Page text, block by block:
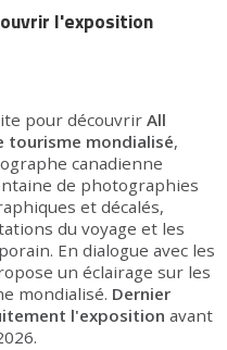
l'exposition
pour découvrirAll
tourisme mondialisé,
canadienne
de photographies
et décalés,
du voyage et les
En dialogue avec les
un éclairage sur les
mondialisé. Dernier
l'exposition avant